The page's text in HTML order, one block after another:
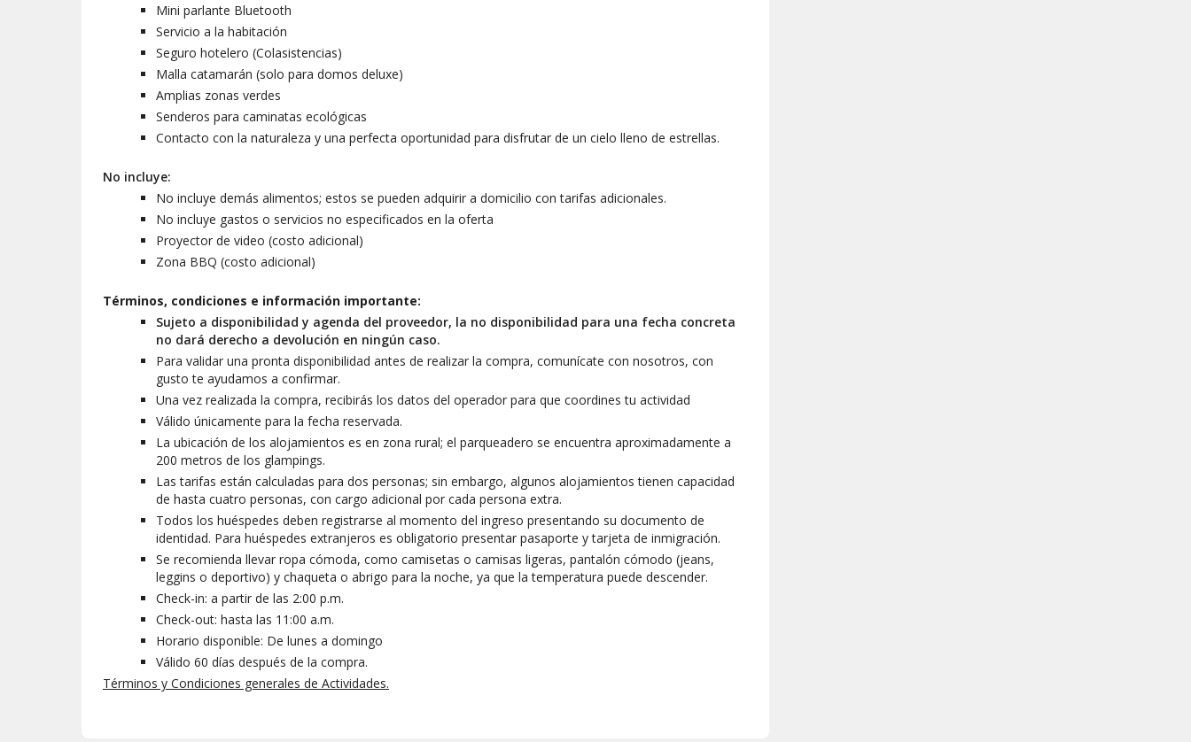
Mini parlante Bluetooth
Servicio a la habitación
Seguro hotelero (Colasistencias)
Malla catamarán (solo para domos deluxe)
Amplias zonas verdes
Senderos para caminatas ecológicas
Contacto con la naturaleza y una perfecta oportunidad para disfrutar de un cielo lleno de estrellas.
No incluye:
No incluye demás alimentos; estos se pueden adquirir a domicilio con tarifas adicionales.
No incluye gastos o servicios no especificados en la oferta
Proyector de video (costo adicional)
Zona BBQ (costo adicional)
Términos, condiciones e información importante:
Sujeto a disponibilidad y agenda del proveedor, la no disponibilidad para una fecha concreta
no dará derecho a devolución en ningún caso.
Para validar una pronta disponibilidad antes de realizar la compra, comunícate con nosotros, con
gusto te ayudamos a confirmar.
Una vez realizada la compra, recibirás los datos del operador para que coordines tu actividad
Válido únicamente para la fecha reservada.
La ubicación de los alojamientos es en zona rural; el parqueadero se encuentra aproximadamente a
200 metros de los glampings.
Las tarifas están calculadas para dos personas; sin embargo, algunos alojamientos tienen capacidad
de hasta cuatro personas, con cargo adicional por cada persona extra.
Todos los huéspedes deben registrarse al momento del ingreso presentando su documento de
identidad. Para huéspedes extranjeros es obligatorio presentar pasaporte y tarjeta de inmigración.
Se recomienda llevar ropa cómoda, como camisetas o camisas ligeras, pantalón cómodo (jeans,
leggins o deportivo) y chaqueta o abrigo para la noche, ya que la temperatura puede descender.
Check-in: a partir de las 2:00 p.m.
Check-out: hasta las 11:00 a.m.
Horario disponible: De lunes a domingo
Válido 60 días después de la compra.
Términos y Condiciones generales de Actividades.